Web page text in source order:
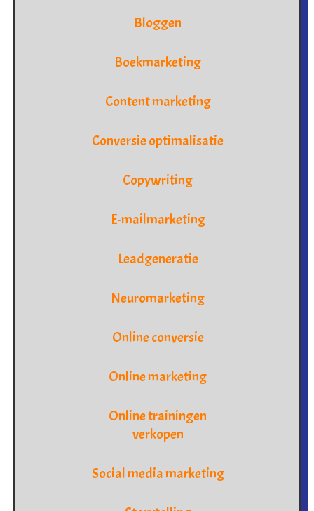
Bloggen
Boekmarketing
Content marketing
Conversie optimalisatie
Copywriting
E-mailmarketing
Leadgeneratie
Neuromarketing
Online conversie
Online marketing
Online trainingen
verkopen
Social media marketing